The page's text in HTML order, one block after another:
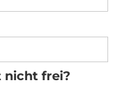
nicht frei?